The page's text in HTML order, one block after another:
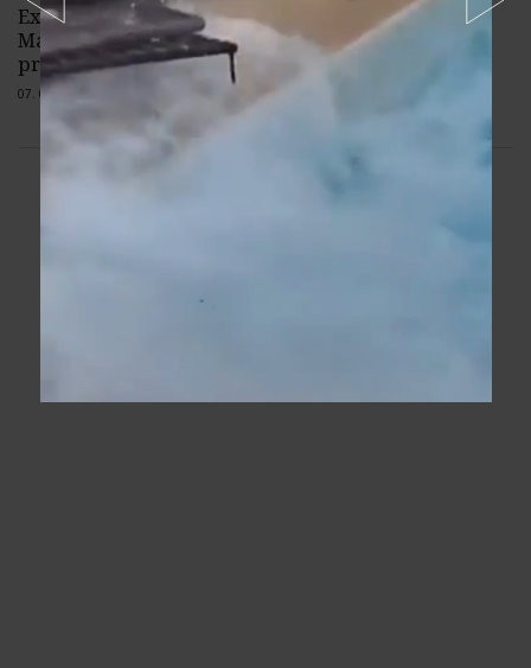
Export elektriny zo Slovenska do
Maďarska v niektorých hodinách
presiahol 2,5 GW
07. 08. 2026 |